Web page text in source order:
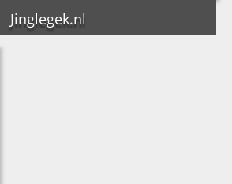
Jinglegek.nl